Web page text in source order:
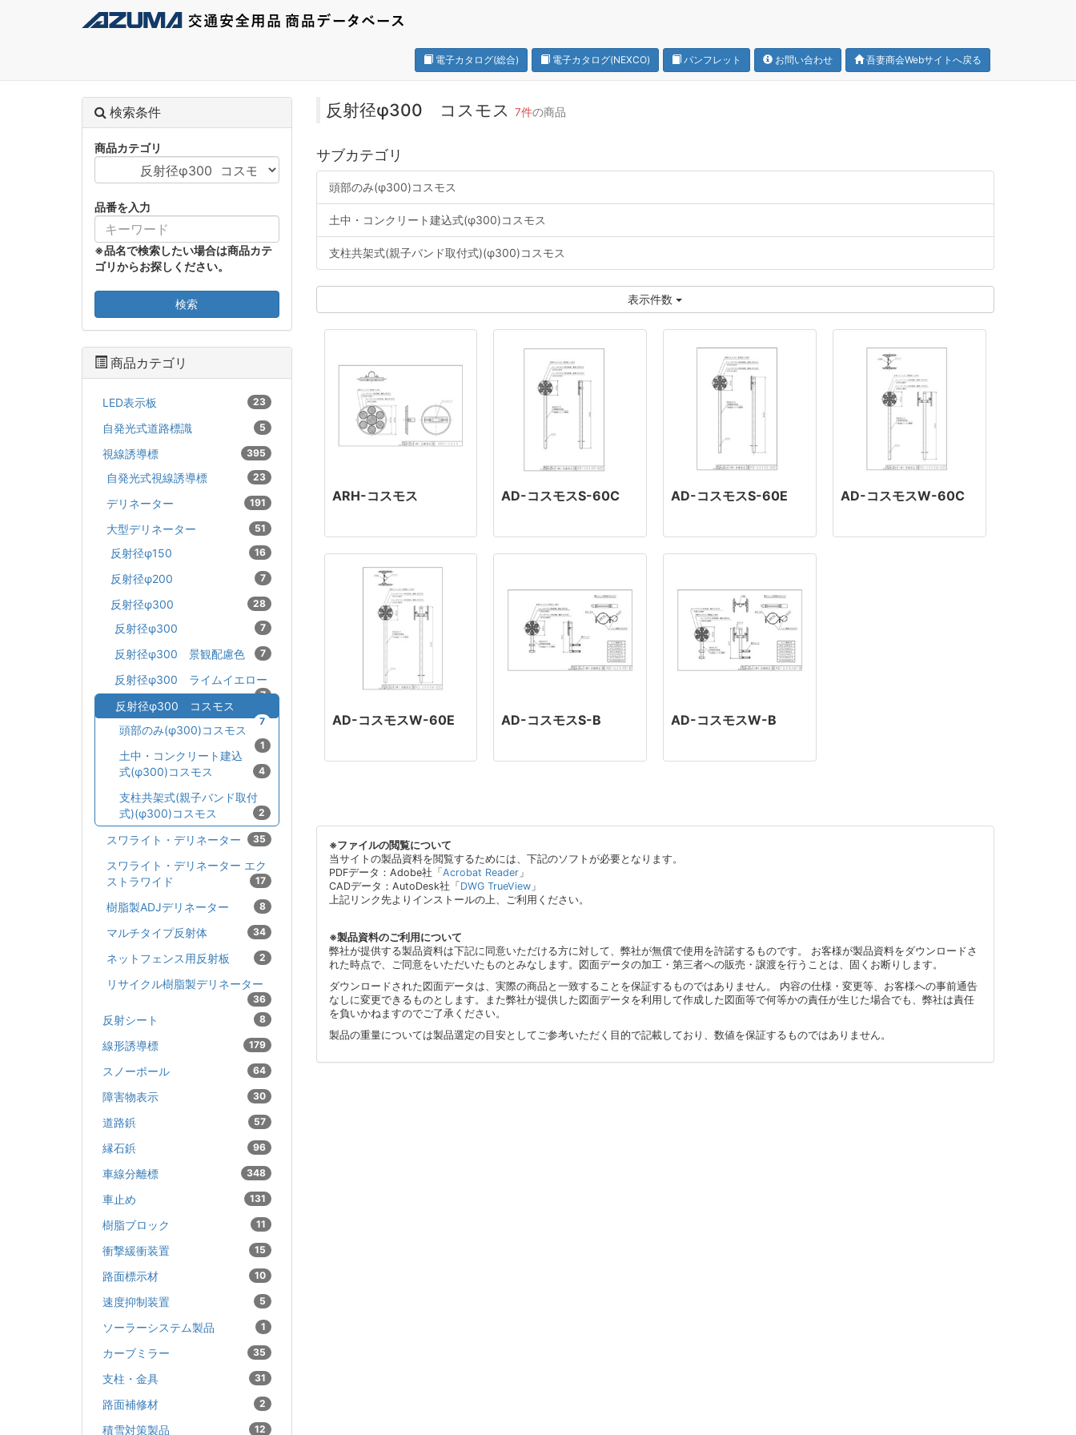
電子カタログ(総合) 電子カタログ(NEXCO) パンフレット お問い合わせ 吾妻商会Webサイトへ戻る
反射径φ300 コスモス 7件の商品
サブカテゴリ
頭部のみ(φ300)コスモス
土中・コンクリート建込式(φ300)コスモス
支柱共架式(親子バンド取付式)(φ300)コスモス
表示件数
ARH-コスモス AD-コスモスS-60C AD-コスモスS-60E AD-コスモスW-60C
AD-コスモスW-60E AD-コスモスS-B AD-コスモスW-B
※ファイルの閲覧について
当サイトの製品資料を閲覧するためには、下記のソフトが必要となります。
PDFデータ：Adobe社「 Acrobat Reader」
CADデータ：AutoDesk社「 DWG TrueView」
上記リンク先よりインストールの上、ご利用ください。
※製品資料のご利用について
弊社が提供する製品資料は下記に同意いただける方に対して、弊社が無償で使用を許諾するものです。 お客様が製品資料をダウンロードさ
れた時点で、ご同意をいただいたものとみなします。図面データの加工・第三者への販売・譲渡を行うことは、固くお断りします。
ダウンロードされた図面データは、実際の商品と一致することを保証するものではありません。 内容の仕様・変更等、お客様への事前通告
なしに変更できるものとします。また弊社が提供した図面データを利用して作成した図面等で何等かの責任が生じた場合でも、弊社は責任
を負いかねますのでご了承ください。
製品の重量については製品選定の目安としてご参考いただく目的で記載しており、数値を保証するものではありません。
検索条件
商品カテゴリ
品番を入力
※品名で検索したい場合は商品カテ
ゴリからお探しください。
検索
商品カテゴリ
LED表示板 23
自発光式道路標識 5
視線誘導標 395
自発光式視線誘導標 23
デリネーター 191
大型デリネーター 51
反射径φ150 16
反射径φ200 7
反射径φ300 28
反射径φ300 7
反射径φ300 景観配慮色 7
反射径φ300 ライムイエロー
7
反射径φ300 コスモス
7
頭部のみ(φ300)コスモス
1
土中・コンクリート建込
式(φ300)コスモス
4
支柱共架式(親子バンド取付
式)(φ300)コスモス
2
スワライト・デリネーター 35
スワライト・デリネーター エク
ストラワイド
17
樹脂製ADJデリネーター 8
マルチタイプ反射体 34
ネットフェンス用反射板 2
リサイクル樹脂製デリネーター
36
反射シート 8
線形誘導標 179
スノーポール 64
障害物表示 30
道路鋲 57
縁石鋲 96
車線分離標 348
車止め 131
樹脂ブロック 11
衝撃緩衝装置 15
路面標示材 10
速度抑制装置 5
ソーラーシステム製品 1
カーブミラー 35
支柱・金具 31
路面補修材 2
積雪対策製品 12